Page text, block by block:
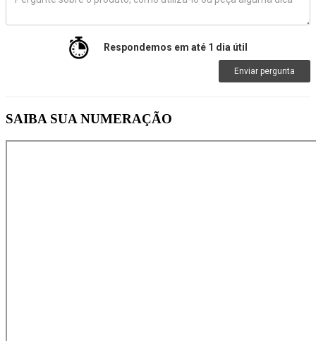
Respondemos em até 1 dia útil
Enviar pergunta
SAIBA SUA NUMERAÇÃO